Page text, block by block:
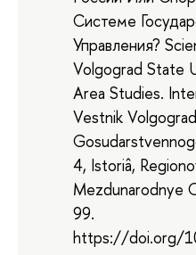
Системе
Управления?
Volgograd State
Area Studies.
Vestnik
4, Istoriâ,
Mezdunarodnye
99.
https://doi.org/